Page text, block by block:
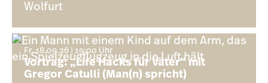
Wolfurt
Fr, 18.09.26 | 19:00 Uhr
Vortrag: „Life Hacks für Väter“ mit
Gregor Catulli (Man(n) spricht)